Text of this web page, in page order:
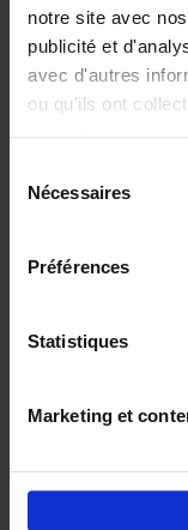
notre site avec
publicité et
avec d'autres
ou qu'ils ont
Nécessaires
Préférences
Statistiques
Marketing et